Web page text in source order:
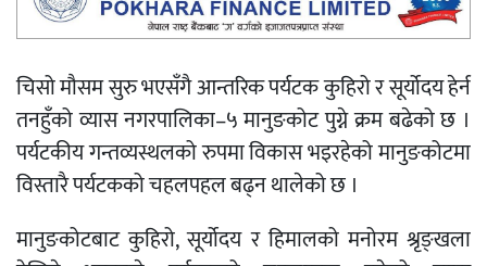
चिसो मौसम सुरु भएसँगै आन्तरिक पर्यटक कुहिरो र सूर्योदय हेर्न
तनहुँको व्यास नगरपालिका–५ मानुङकोट पुग्ने क्रम बढेको छ ।
पर्यटकीय गन्तव्यस्थलको रुपमा विकास भइरहेको मानुङकोटमा
विस्तारै पर्यटकको चहलपहल बढ्न थालेको छ ।
मानुङकोटबाट कुहिरो, सूर्योदय र हिमालको मनोरम श्रृङ्खला